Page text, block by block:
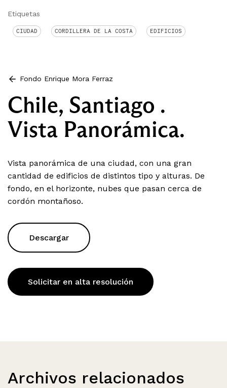
Etiquetas
CIUDAD CORDILLERA DE LA COSTA EDIFICIOS
Fondo Enrique Mora Ferraz
Chile, Santiago .
Vista Panorámica.
Vista panorámica de una ciudad, con una gran
cantidad de edificios de distintos tipo y alturas. De
fondo, en el horizonte, nubes que pasan cerca de
cordón montañoso.
Descargar
Solicitar en alta resolución
Archivos relacionados